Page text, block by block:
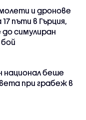
и дронове
17 пъти в Гърция,
до симулиран
национал беше
при грабеж в